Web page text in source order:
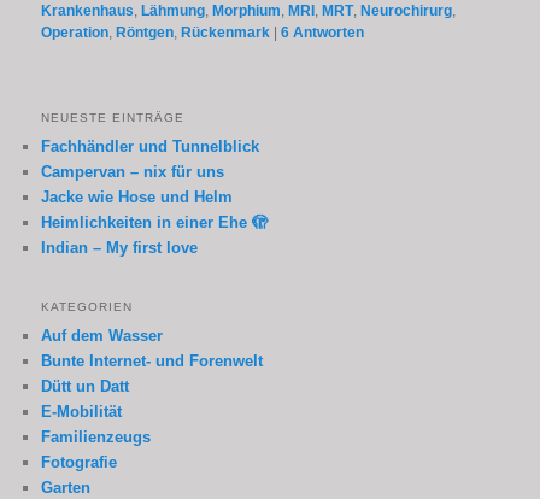
Krankenhaus, Lähmung, Morphium, MRI , MRT, Neurochirurg,
Operation, Röntgen, Rückenmark |6 Antworten
NEUESTE EINTRÄGE
Fachhändler und Tunnelblick
Campervan – nix für uns
Jacke wie Hose und Helm
Heimlichkeiten in einer Ehe 🫣
Indian – My first love
KATEGORIEN
Auf dem Wasser
Bunte Internet- und Forenwelt
Dütt un Datt
E-Mobilität
Familienzeugs
Fotografie
Garten